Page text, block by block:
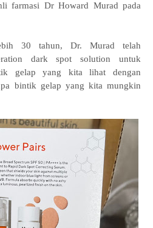
farmasi Dr Howard Murad pada
30 tahun, Dr. Murad telah
dark spot solution untuk
gelap yang kita lihat dengan
bintik gelap yang kita mungkin